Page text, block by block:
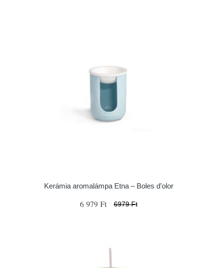
Kerámia aromalámpa Etna – Boles d'olor
6 979 Ft 6979 Ft